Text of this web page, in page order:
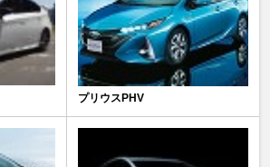
プリウスPHV